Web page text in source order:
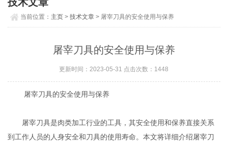
当前位置： 主页 >技术文章 > 屠宰刀具的安全使用与保养
屠宰刀具的安全使用与保养
更新时间：2023-05-31 点击次数：1448
屠宰刀具的安全使用与保养
屠宰刀具是肉类加工行业的工具，其安全使用和保养直接关系
到工作人员的人身安全和刀具的使用寿命。本文将详细介绍屠宰刀